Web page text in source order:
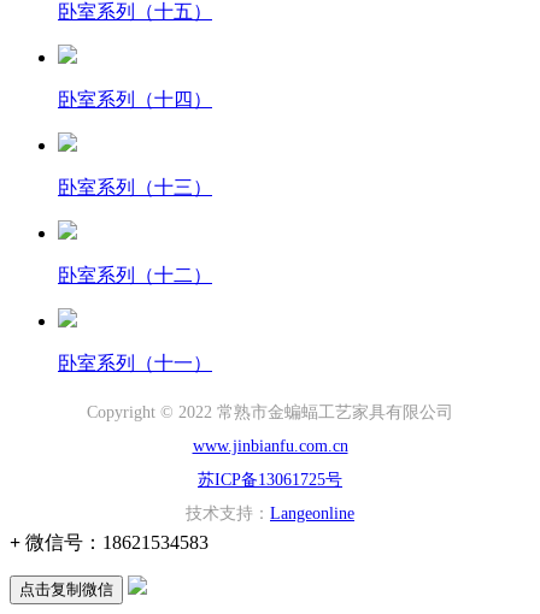
卧室系列（十五）
卧室系列（十四）
卧室系列（十三）
卧室系列（十二）
卧室系列（十一）
Copyright © 2022 常熟市金蝙蝠工艺家具有限公司
www.jinbianfu.com.cn
苏ICP备13061725号
技术支持： Langeonline
+ 微信号： 18621534583
点击复制微信